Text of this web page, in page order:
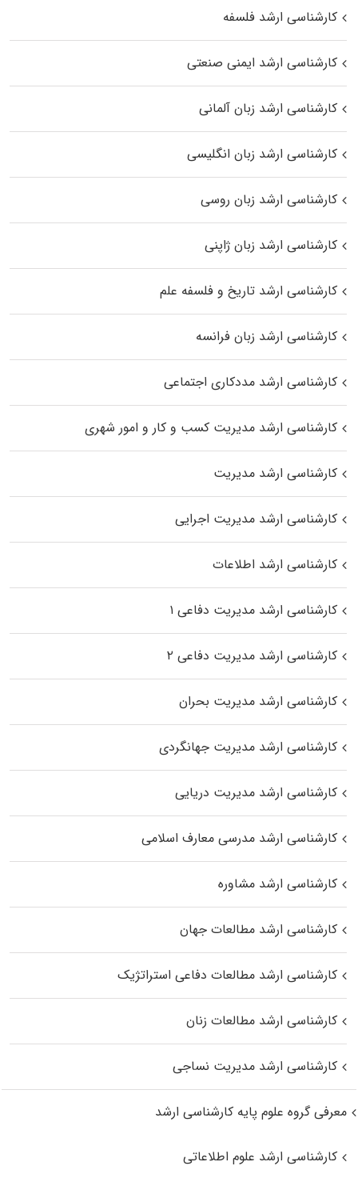
کارشناسی ارشد فلسفه
کارشناسی ارشد ایمنی صنعتی
کارشناسی ارشد زبان آلمانی
کارشناسی ارشد زبان انگلیسی
کارشناسی ارشد زبان روسی
کارشناسی ارشد زبان ژاپنی
کارشناسی ارشد تاریخ و فلسفه علم
کارشناسی ارشد زبان فرانسه
کارشناسی ارشد مددکاری اجتماعی
کارشناسی ارشد مدیریت کسب و کار و امور شهری
کارشناسی ارشد مدیریت
کارشناسی ارشد مدیریت اجرایی
کارشناسی ارشد اطلاعات
کارشناسی ارشد مدیریت دفاعی ۱
کارشناسی ارشد مدیریت دفاعی ۲
کارشناسی ارشد مدیریت بحران
کارشناسی ارشد مدیریت جهانگردی
کارشناسی ارشد مدیریت دریایی
کارشناسی ارشد مدرسی معارف اسلامی
کارشناسی ارشد مشاوره
کارشناسی ارشد مطالعات جهان
کارشناسی ارشد مطالعات دفاعی استراتژیک
کارشناسی ارشد مطالعات زنان
کارشناسی ارشد مدیریت نساجی
معرفی گروه علوم پایه کارشناسی ارشد
کارشناسی ارشد علوم اطلاعاتی